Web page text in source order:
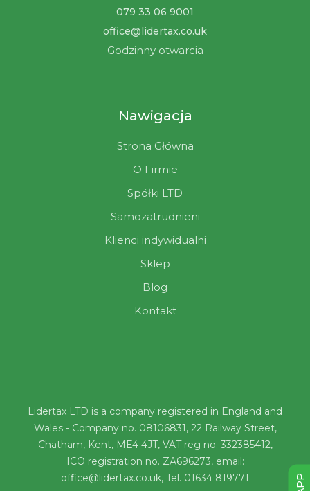
079 33 06 9001
office@lidertax.co.uk
Godzinny otwarcia
Nawigacja
Strona Główna
O Firmie
Spółki LTD
Samozatrudnieni
Klienci indywidualni
Sklep
Blog
Kontakt
Lidertax LTD is a company registered in England and
Wales - Company no. 08106831, 22 Railway Street,
Chatham, Kent, ME4 4JT, VAT reg no. 332385412,
ICO registration no. ZA696273, email:
office@lidertax.co.uk, Tel. 01634 819771